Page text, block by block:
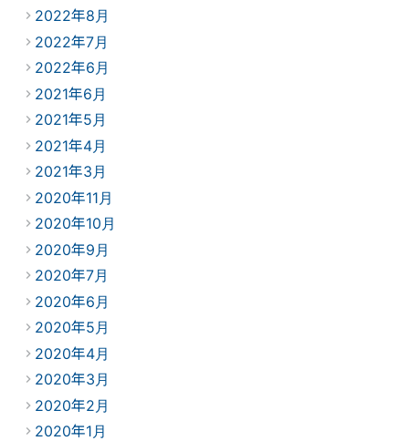
2022年8月
2022年7月
2022年6月
2021年6月
2021年5月
2021年4月
2021年3月
2020年11月
2020年10月
2020年9月
2020年7月
2020年6月
2020年5月
2020年4月
2020年3月
2020年2月
2020年1月